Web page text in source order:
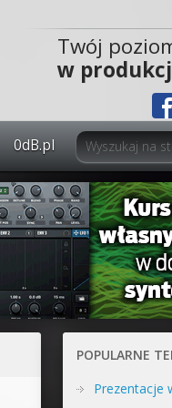
Twój
w
0dB.pl
0dB.pl - informacje
Newsletter
Materiały dla mediów
Archiwum aktualności
POPULARNE
Prezentacje